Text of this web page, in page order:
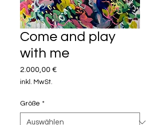
Come and play
with me
2.000,00 €
inkl. MwSt.
Größe *